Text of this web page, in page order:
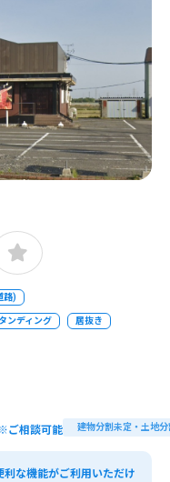
路)
ンディング 居抜き
相談可能 建物分割未定・土地分
な機能がご利用いただけ